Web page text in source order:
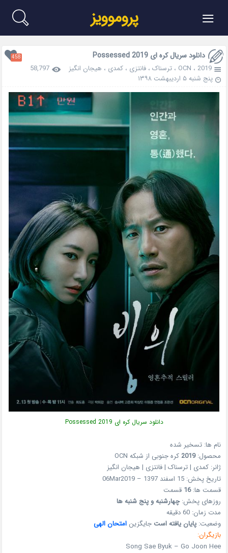
≡ پروموویز
دانلود سریال کره ای Possessed 2019 458
2019 ، OCN ،ترسناک ،فانتزی ،کمدی ، هیجان انگیز
58,797
پنج شنبه ۵ اردیبهشت ۱۳۹۸
دانلود سریال کره ای Possessed 2019
نام ها: تسخیر شده
محصول:2019کره جنوبی از شبکه OCN
ژانر: کمدی | ترسناک | فانتزی | هیجان انگیز
تاریخ پخش: 15 اسفند 1397 – 06Mar2019
قسمت ها:16 قسمت
روزهای پخش:چهارشنبه و پنج شنبه ها
مدت زمان: 60 دقیقه
وضعیت:پایان یافته استجایگزینامتحان الهی
بازیگران:
Song Sae Byuk – Go Joon Hee